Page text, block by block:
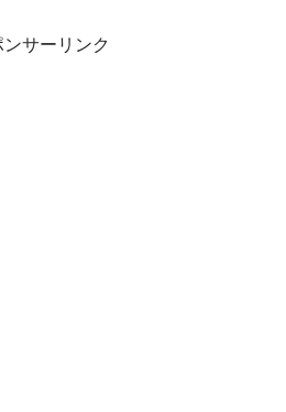
ンサーリンク